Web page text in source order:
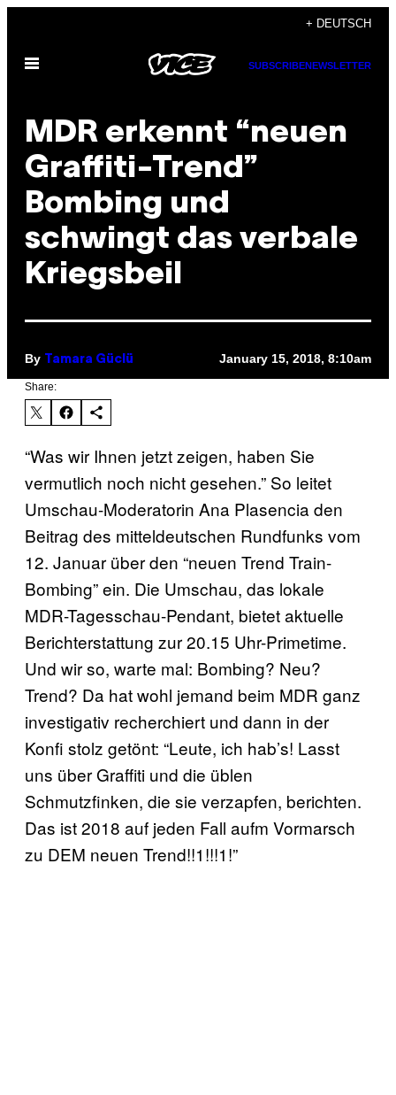
content
+ DEUTSCH
Open
SUBSCRIBENEWSLETTER
MDR erkennt “neuen
Graffiti-Trend”
Bombing und
schwingt das verbale
Kriegsbeil
By Tamara Güclü January 15, 2018, 8:10am
Share:
“Was wir Ihnen jetzt zeigen, haben Sie
vermutlich noch nicht gesehen.” So leitet
Umschau-Moderatorin Ana Plasencia den
Beitrag des mitteldeutschen Rundfunks vom
12. Januar über den “neuen Trend Train-
Bombing” ein. Die Umschau, das lokale
MDR-Tagesschau-Pendant, bietet aktuelle
Berichterstattung zur 20.15 Uhr-Primetime.
Und wir so, warte mal: Bombing? Neu?
Trend? Da hat wohl jemand beim MDR ganz
investigativ recherchiert und dann in der
Konfi stolz getönt: “Leute, ich hab’s! Lasst
uns über Graffiti und die üblen
Schmutzfinken, die sie verzapfen, berichten.
Das ist 2018 auf jeden Fall aufm Vormarsch
zu DEM neuen Trend!!1!!!1!”